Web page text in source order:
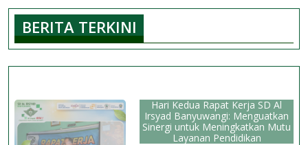
2025
BERITA TERKINI
Hari Kedua Rapat Kerja SD Al
Irsyad Banyuwangi: Menguatkan
Sinergi untuk Meningkatkan Mutu
Layanan Pendidikan